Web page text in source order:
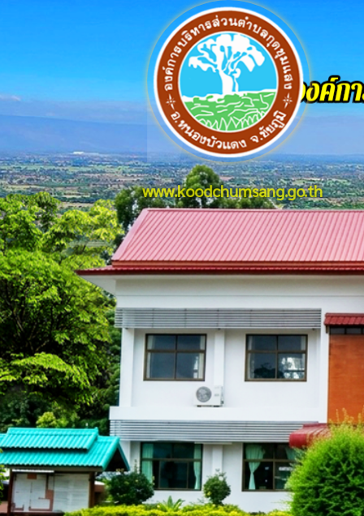
www.koodchumsang.go.th